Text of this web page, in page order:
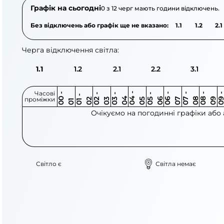
Графік на сьогодні0 з 12 черг мають години відключень.
Без відключень або графік ще не вказано: 1.1 1.2 2.1
Черга відключення світла:
1.1 1.2 2.1 2.2 3.1
Часові
проміжки 0
0
-
0 1 0
1
-
0 2 0 2
-
0 3 0 3
-
0 4 0 4
-
0 5 0 5
-
0 6 0 6
-
0 7 0 7
-
0 8 0 8
-
0 9 0
9
-
1
Очікуємо на погодинні графіки
Світло є Світла немає